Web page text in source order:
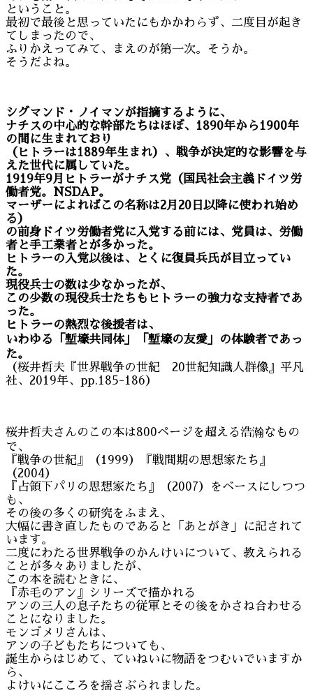
ということ。
最初で最後と思っていたにもかかわらず、二度目が起き
てしまったので、
ふりかえってみて、まえのが第一次。そうか。
そうだよね。
シグマンド・ノイマンが指摘するように、
ナチスの中心的な幹部たちはほぼ、1890年から1900年
の間に生まれており
（ヒトラーは1889年生まれ）、戦争が決定的な影響を与
えた世代に属していた。
1919年9月ヒトラーがナチス党（国民社会主義ドイツ労
働者党。NSDAP。
マーザーによればこの名称は2月20日以降に使われ始め
る）
の前身ドイツ労働者党に入党する前には、党員は、労働
者と手工業者とが多かった。
ヒトラーの入党以後は、とくに復員兵氏が目立ってい
た。
現役兵士の数は少なかったが、
この少数の現役兵士たちもヒトラーの強力な支持者であ
った。
ヒトラーの熱烈な後援者は、
いわゆる「塹壕共同体」「塹壕の友愛」の体験者であっ
た。
（桜井哲夫『世界戦争の世紀 20世紀知識人群像』平凡
社、2019年、pp.185-186）
桜井哲夫さんのこの本は800ページを超える浩瀚なもの
で、
『戦争の世紀』（1999）『戦間期の思想家たち』
（2004）
『占領下パリの思想家たち』（2007）をベースにしつつ
も、
その後の多くの研究をふまえ、
大幅に書き直したものであると「あとがき」に記されて
います。
二度にわたる世界戦争のかんけいについて、教えられる
ことが多々ありましたが、
この本を読むときに、
『赤毛のアン』シリーズで描かれる
アンの三人の息子たちの従軍とその後をかさね合わせる
ことになりました。
モンゴメリさんは、
アンの子どもたちについても、
誕生からはじめて、ていねいに物語をつむいでいますか
ら、
よけいにこころを揺さぶられました。